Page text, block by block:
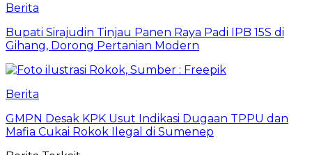
Berita
Bupati Sirajudin Tinjau Panen Raya Padi IPB 15S di
Gihang, Dorong Pertanian Modern
Berita
GMPN Desak KPK Usut Indikasi Dugaan TPPU dan
Mafia Cukai Rokok Ilegal di Sumenep